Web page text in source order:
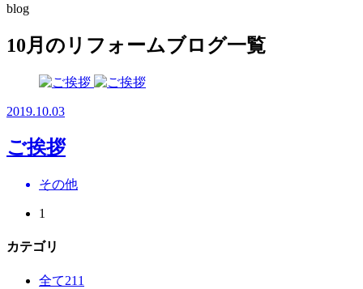
blog
10月のリフォームブログ一覧
2019.10.03
ご挨拶
その他
1
カテゴリ
全て211